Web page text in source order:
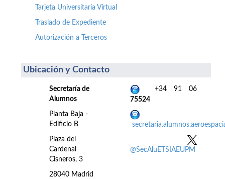
Tarjeta Universitaria Virtual
Traslado de Expediente
Autorización a Terceros
Ubicación y Contacto
Secretaría de
Alumnos
Planta Baja -
Edificio B
Plaza del
Cardenal
Cisneros, 3
28040 Madrid
+34 91 06
75524
@SecAluETSIAEUPM